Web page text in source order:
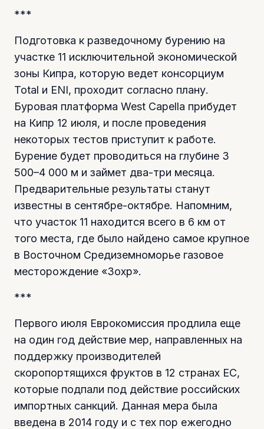
***
Подготовка к разведочному бурению на
участке 11 исключительной экономической
зоны Кипра, которую ведет консорциум
Total и ENI, проходит согласно плану.
Буровая платформа West Capella прибудет
на Кипр 12 июля, и после проведения
некоторых тестов приступит к работе.
Бурение будет проводиться на глубине 3
500–4 000 м и займет два-три месяца.
Предварительные результаты станут
известны в сентябре-октябре. Напомним,
что участок 11 находится всего в 6 км от
того места, где было найдено самое крупное
в Восточном Средиземноморье газовое
месторождение «Зохр».
***
Первого июля Еврокомиссия продлила еще
на один год действие мер, направленных на
поддержку производителей
скоропортящихся фруктов в 12 странах ЕС,
которые подпали под действие российских
импортных санкций. Данная мера была
введена в 2014 году и с тех пор ежегодно